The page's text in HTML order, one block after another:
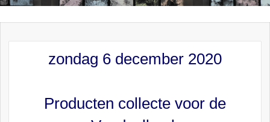
zondag 6 december 2020
Producten collecte voor de